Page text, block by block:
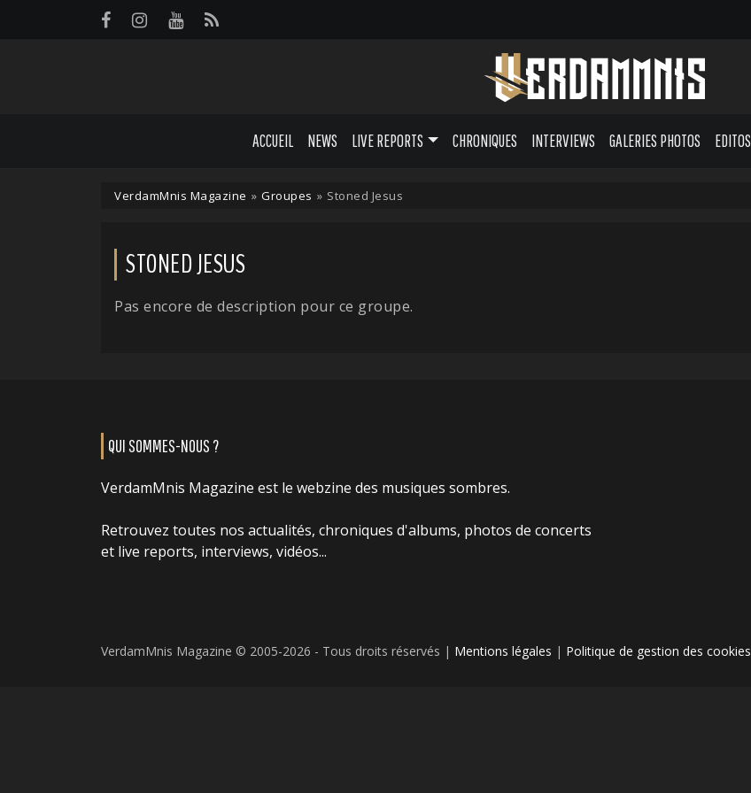
ACCUEIL NEWS LIVE REPORTS CHRONIQUES INTERVIEWS GALERIES PHOTOS EDITOS
VerdamMnis Magazine » Groupes » Stoned Jesus
STONED JESUS
Pas encore de description pour ce groupe.
QUI SOMMES-NOUS ?
VerdamMnis Magazine est le webzine des musiques sombres.
Retrouvez toutes nos actualités, chroniques d'albums, photos de concerts
et live reports, interviews, vidéos...
VerdamMnis Magazine © 2005-2026 - Tous droits réservés | Mentions légales | Politique de gestion des cookies
Panneau de gestion des cookies